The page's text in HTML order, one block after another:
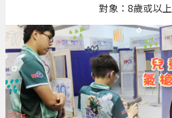
對象：8歲或以上